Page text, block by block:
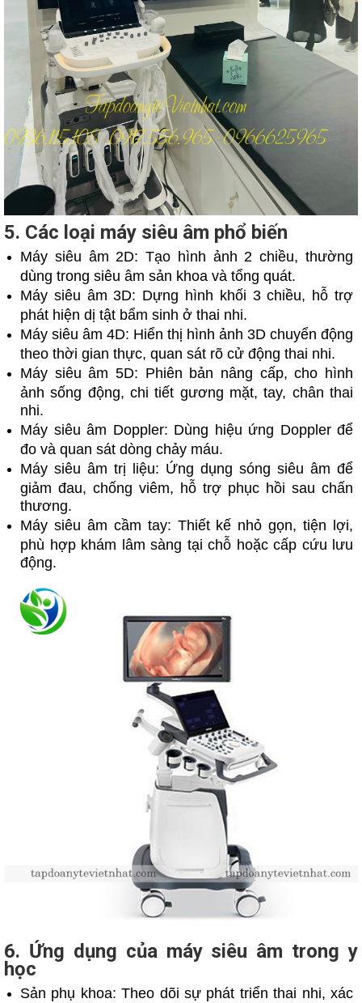
5. Các loại máy siêu âm phổ biến
Máy siêu âm 2D: Tạo hình ảnh 2 chiều, thường
dùng trong siêu âm sản khoa và tổng quát.
Máy siêu âm 3D: Dựng hình khối 3 chiều, hỗ trợ
phát hiện dị tật bẩm sinh ở thai nhi.
Máy siêu âm 4D: Hiển thị hình ảnh 3D chuyển động
theo thời gian thực, quan sát rõ cử động thai nhi.
Máy siêu âm 5D: Phiên bản nâng cấp, cho hình
ảnh sống động, chi tiết gương mặt, tay, chân thai
nhi.
Máy siêu âm Doppler: Dùng hiệu ứng Doppler để
đo và quan sát dòng chảy máu.
Máy siêu âm trị liệu: Ứng dụng sóng siêu âm để
giảm đau, chống viêm, hỗ trợ phục hồi sau chấn
thương.
Máy siêu âm cầm tay: Thiết kế nhỏ gọn, tiện lợi,
phù hợp khám lâm sàng tại chỗ hoặc cấp cứu lưu
động.
6. Ứng dụng của máy siêu âm trong y
học
Sản phụ khoa: Theo dõi sự phát triển thai nhi, xác